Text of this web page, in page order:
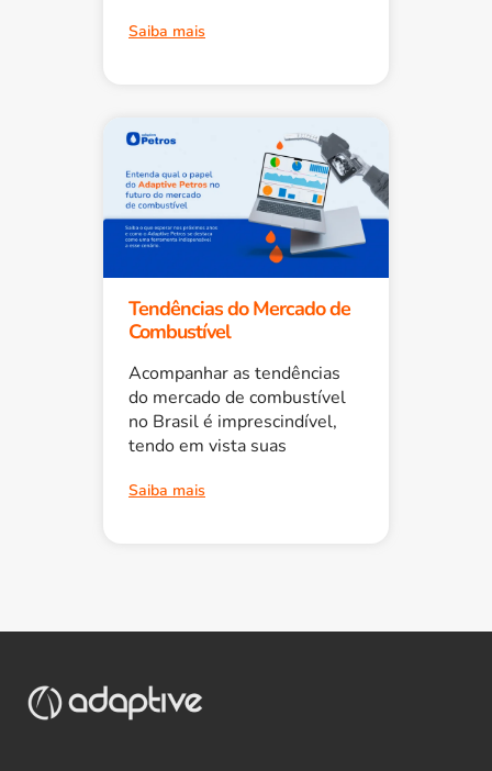
Saiba mais
Tendências do Mercado de
Combustível
Acompanhar as tendências
do mercado de combustível
no Brasil é imprescindível,
tendo em vista suas
Saiba mais